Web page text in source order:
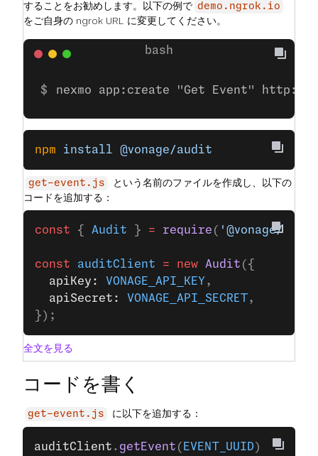
することをお勧めします。以下の例で demo.ngrok.io
をご自身の ngrok URL に変更してください。
nexmo app:create "Get Event" http://
npm install @vonage/audit
get-event.js
という名前のファイルを作成し、以下の
コードを追加する：
const { Audit } = require ( '@vonage/
const auditClient = new Audit ({
  apiKey:
VONAGE_API_KEY ,
  apiSecret:
VONAGE_API_SECRET,
});
全文を見る
コードを書く
get-event.js に以下を追加する：
auditClient . getEvent ( EVENT_UUID )